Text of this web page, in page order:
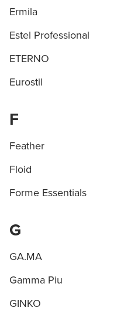
Ermila
Estel Professional
ETERNO
Eurostil
F
Feather
Floid
Forme Essentials
G
GA.MA
Gamma Piu
GINKO